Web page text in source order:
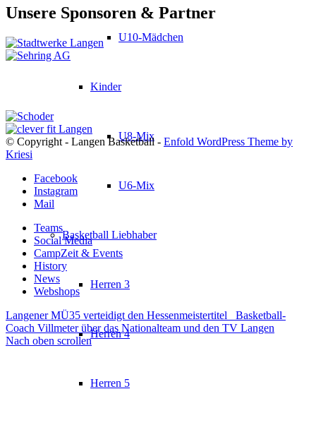
U10-Mädchen
Kinder
U8-Mix
U6-Mix
Basketball Liebhaber
Herren 3
Herren 4
Herren 5
Unsere Sponsoren & Partner
© Copyright - Langen Basketball - Enfold WordPress Theme by
Kriesi
Facebook
Instagram
Mail
Teams
Social Media
CampZeit & Events
History
News
Webshops
Langener MÜ35 verteidigt den Hessenmeistertitel
Basketball-
Coach Villmeter über das Nationalteam und den TV Langen
Nach oben scrollen